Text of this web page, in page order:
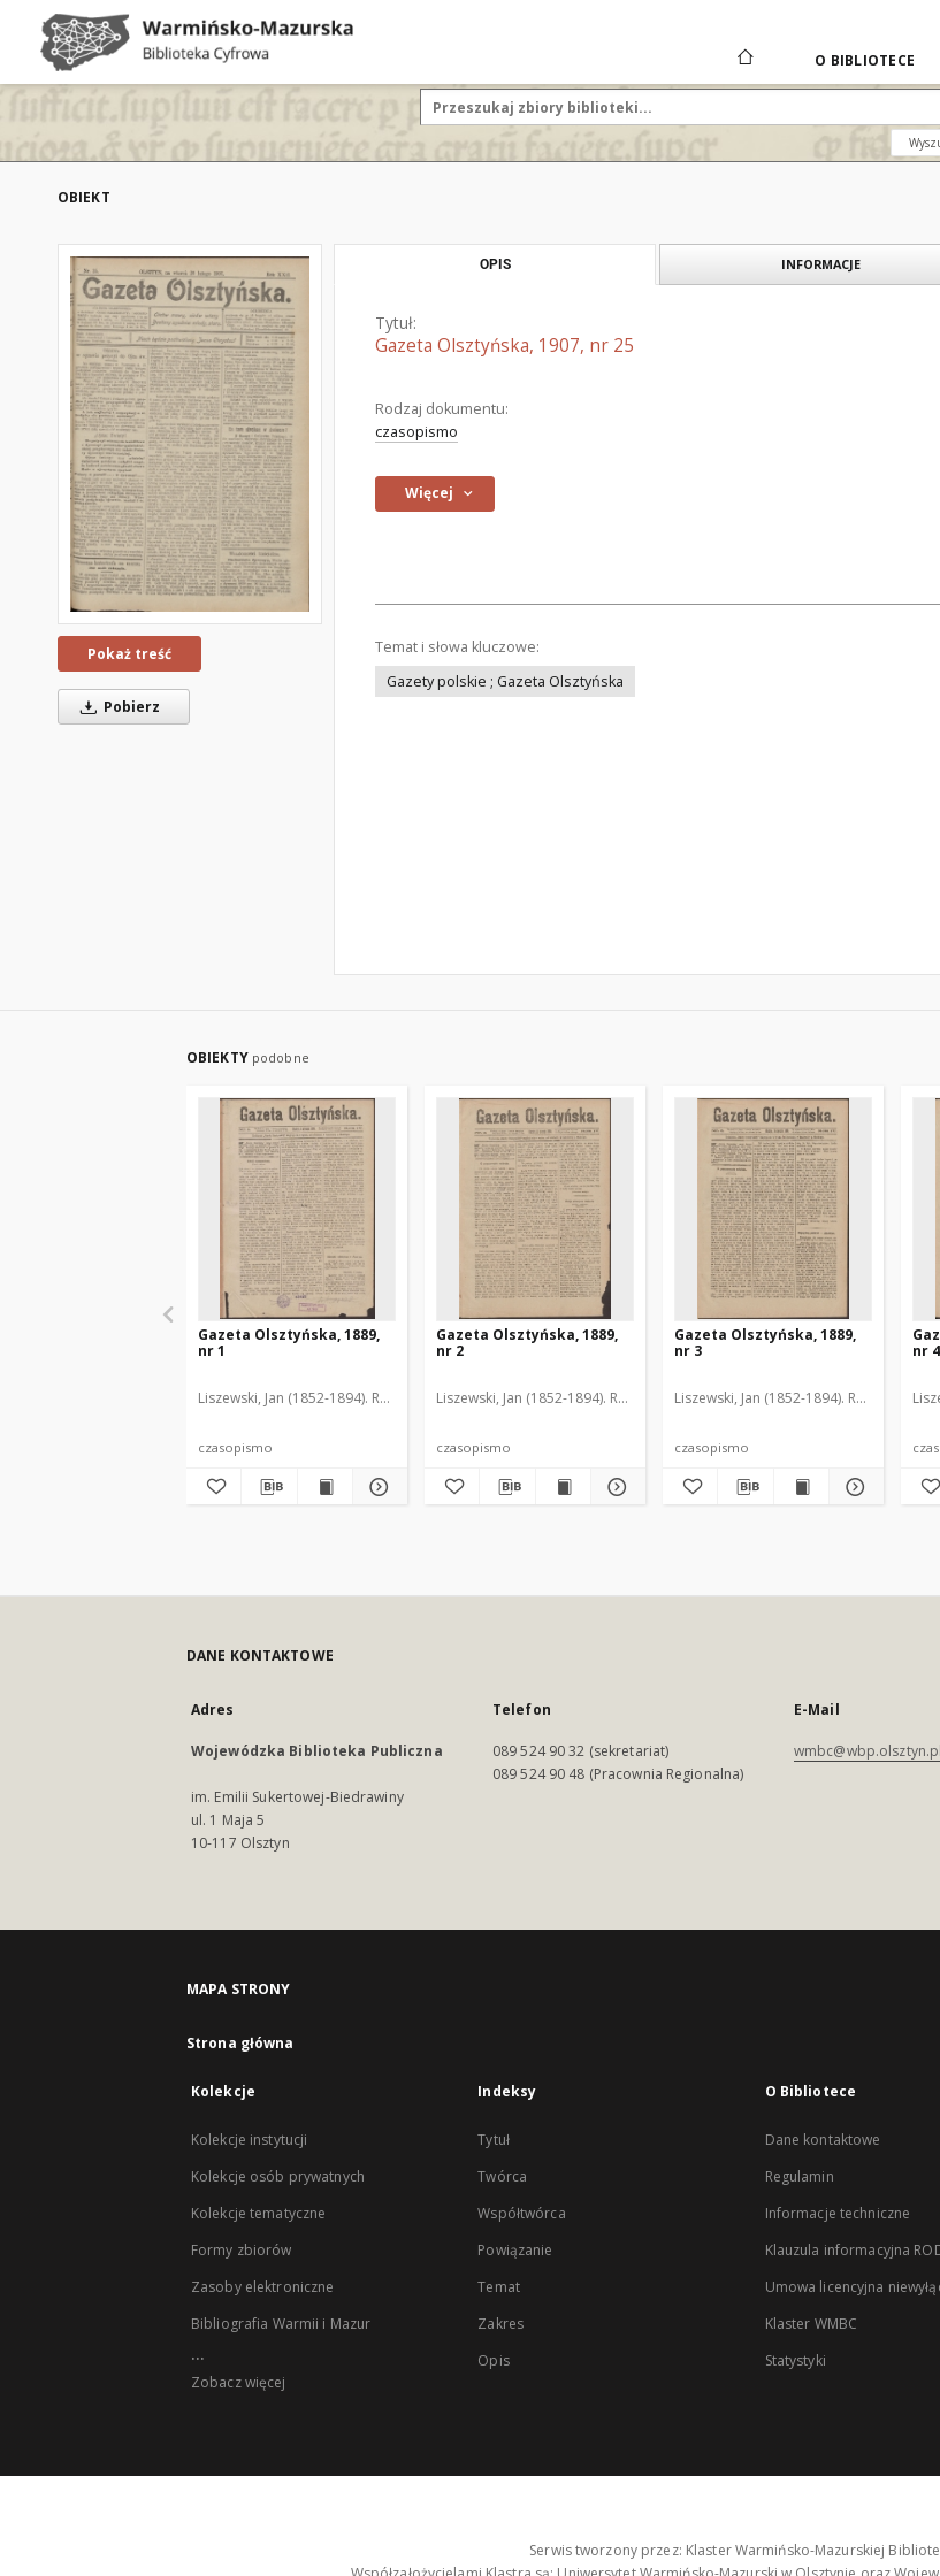
O BIBLIOTECE
OBIEKT
Pokaż treść
Pobierz
OPIS INFORMACJE
Tytuł:
Gazeta Olsztyńska, 1907, nr 25
Rodzaj dokumentu:
czasopismo
Więcej
Temat i słowa kluczowe:
Gazety polskie ; Gazeta Olsztyńska
OBIEKTY podobne
Gazeta Olsztyńska, 1889,
nr 1
Liszewski, Jan (1852-1894). Red.
czasopismo
Gazeta Olsztyńska, 1889,
nr 2
Liszewski, Jan (1852-1894). Red.
czasopismo
Gazeta Olsztyńska, 1889,
nr 3
Liszewski, Jan (1852-1894). Red.
czasopismo
nr 4
DANE KONTAKTOWE
Adres
Wojewódzka Biblioteka Publiczna
im. Emilii Sukertowej-Biedrawiny
ul. 1 Maja 5
10-117 Olsztyn
Telefon
089 524 90 32 (sekretariat)
089 524 90 48 (Pracownia Regionalna)
E-Mail
wmbc@wbp.olsztyn.pl
MAPA STRONY
Strona główna
Kolekcje
Kolekcje instytucji
Kolekcje osób prywatnych
Kolekcje tematyczne
Formy zbiorów
Zasoby elektroniczne
Bibliografia Warmii i Mazur
...
Zobacz więcej
Indeksy
Tytuł
Twórca
Współtwórca
Powiązanie
Temat
Zakres
Opis
O Bibliotece
Dane kontaktowe
Regulamin
Informacje techniczne
Klauzula informacyjna
Umowa licencyjna
Klaster WMBC
Statystyki
Serwis tworzony przez: Klaster Warmińsko-Mazurskiej